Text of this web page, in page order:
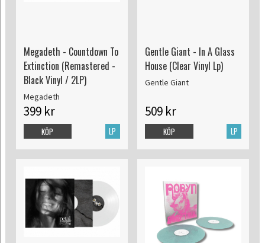
Megadeth - Countdown To
Extinction (Remastered -
Black Vinyl / 2LP)
Megadeth
399 kr
LP
KÖP
Gentle Giant - In A Glass
House (Clear Vinyl Lp)
Gentle Giant
509 kr
LP
KÖP